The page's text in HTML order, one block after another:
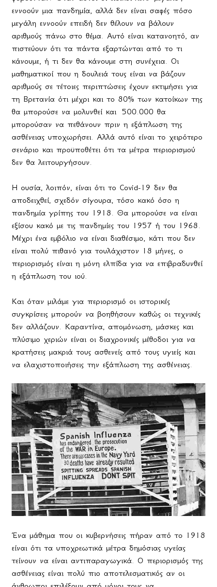
εννοούν μια πανδημία, αλλά δεν είναι σαφές πόσο
μεγάλη εννοούν επειδή δεν θέλουν να βάλουν
αριθμούς πάνω στο θέμα. Αυτό είναι κατανοητό, αν
πιστεύουν ότι τα πάντα εξαρτώνται από το τι
κάνουμε, ή τι δεν θα κάνουμε στη συνέχεια. Οι
μαθηματικοί που η δουλειά τους είναι να βάζουν
αριθμούς σε τέτοιες περιπτώσεις έχουν εκτιμήσει για
τη Βρετανία ότι μέχρι και το 80% των κατοίκων της
θα μπορούσε να μολυνθεί και
500.000 θα
μπορούσαν να πεθάνουν πριν η εξάπλωση της
ασθένειας υποχωρήσει. Αλλά αυτό είναι το χειρότερο
σενάριο και προϋποθέτει ότι τα μέτρα περιορισμού
δεν θα λειτουργήσουν.
Η ουσία, λοιπόν, είναι ότι το Covid-19 δεν θα
αποδειχθεί, σχεδόν σίγουρα, τόσο κακό όσο η
πανδημία γρίπης του 1918. Θα μπορούσε να είναι
εξίσου κακό με τις πανδημίες του 1957 ή του 1968.
Μέχρι ένα εμβόλιο να είναι διαθέσιμο, κάτι που δεν
είναι πολύ πιθανό για τουλάχιστον 18 μήνες, ο
περιορισμός είναι η μόνη ελπίδα για να επιβραδυνθεί
η εξάπλωση του ιού.
Και όταν μιλάμε για περιορισμό οι ιστορικές
συγκρίσεις μπορούν να βοηθήσουν καθώς οι τεχνικές
δεν αλλάζουν. Καραντίνα, απομόνωση, μάσκες και
πλύσιμο χεριών είναι οι διαχρονικές μέθοδοι για να
κρατήσεις μακριά τους ασθενείς από τους υγιείς και
να ελαχιστοποιήσεις την εξάπλωση της ασθένειας.
Ένα μάθημα που οι κυβερνήσεις πήραν από το 1918
είναι ότι τα υποχρεωτικά μέτρα δημόσιας υγείας
τείνουν να είναι αντιπαραγωγικά. Ο περιορισμός της
ασθένειας είναι πολύ πιο αποτελεσματικός αν οι